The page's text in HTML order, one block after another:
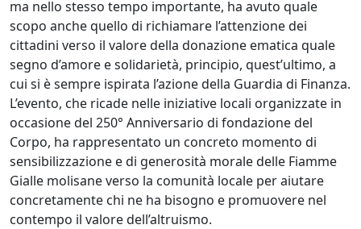
ma nello stesso tempo importante, ha avuto quale
scopo anche quello di richiamare l’attenzione dei
cittadini verso il valore della donazione ematica quale
segno d’amore e solidarietà, principio, quest’ultimo, a
cui si è sempre ispirata l’azione della Guardia di Finanza.
L’evento, che ricade nelle iniziative locali organizzate in
occasione del 250° Anniversario di fondazione del
Corpo, ha rappresentato un concreto momento di
sensibilizzazione e di generosità morale delle Fiamme
Gialle molisane verso la comunità locale per aiutare
concretamente chi ne ha bisogno e promuovere nel
contempo il valore dell’altruismo.